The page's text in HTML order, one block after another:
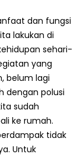
dan fungsi
lakukan di
sehari-
yang
belum lagi
dengan polusi
sudah
ke rumah.
tidak
Untuk